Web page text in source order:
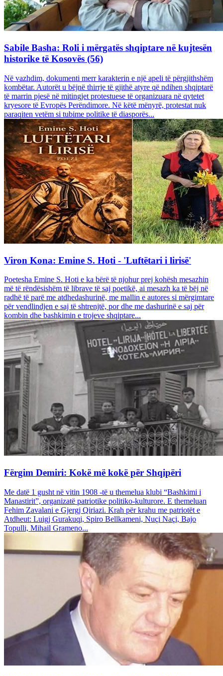
Sabile Basha: Roli i mërgatës shqiptare në kujtesën
historike të Kosovës (56)
Në vazhdim, dokumenti merr karakterin e një apeli të përgjithshëm
kombëtar. Autorët u bëjnë thirrje të gjithë atyre që ndihen shqiptarë
të marrin pjesë në mitingjet protestuese të organizuara në qytetet
kryesore të Evropës Perëndimore. Në këtë mënyrë, protestat nuk
paraqiten vetëm si tubime politike të diasporës...
Viron Kona: Emine S. Hoti - 'Luftëtari i lirisë'
Poetesha Emine S. Hoti e ka bërë të njohur prej kohësh mesazhin
më të rëndësishëm të librave të saj poetikë, ai mesazh ka të bëj në
radhë të parë me atdhedashurinë, me mallin e autores si mërgimtare
për vendlindjen e saj të shtrenjtë, por dhe me dashurinë e saj për
kombin dhe bashkimin e trojeve shqiptare...
Fërgim Demiri: Kokë më kokë për Shqipëri
Me datë 1 gusht në vitin 1908 -të u themelua klubi “Bashkimi i
Manastirit”, organizatë patriotike politiko-kulturore. E themeluan
Fehim Zavalani e Gjergj Qiriazi. Krah për krahu me patriotët e
Atdheut: Luigj Gurakuqi, Spiro Bellkameni, Nuçi Naçi, Bajo
Topulli, Mihail Grameno...